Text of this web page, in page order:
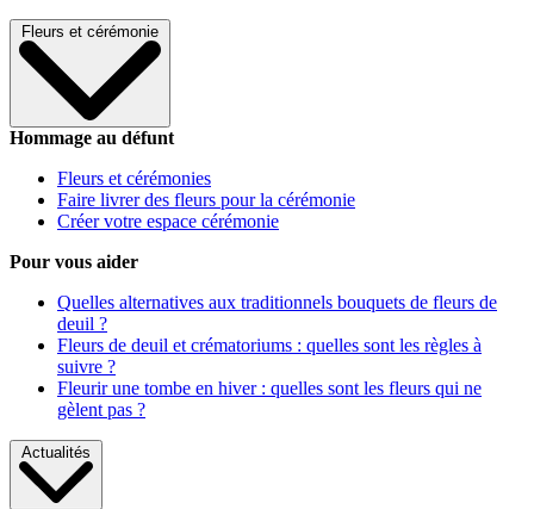
Fleurs et cérémonie
Hommage au défunt
Fleurs et cérémonies
Faire livrer des fleurs pour la cérémonie
Créer votre espace cérémonie
Pour vous aider
Quelles alternatives aux traditionnels bouquets de fleurs de
deuil ?
Fleurs de deuil et crématoriums : quelles sont les règles à
suivre ?
Fleurir une tombe en hiver : quelles sont les fleurs qui ne
gèlent pas ?
Actualités